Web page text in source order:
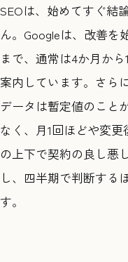
SEOは、始めてすぐ結
ん。Googleは、改善を
まで、通常は4か月か
案内しています。さら
データは暫定値のこと
なく、月1回ほどや変
の上下で契約の良し悪
し、四半期で判断する
す。